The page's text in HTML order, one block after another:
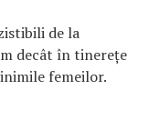
de la
decât în tinerețe
femeilor.